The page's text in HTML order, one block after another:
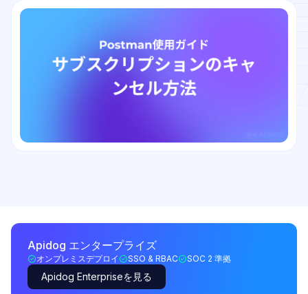
Apidog エンタープライズ
オンプレミスデプロイ SSO & RBAC SOC 2 準拠
Apidog Enterpriseを見る